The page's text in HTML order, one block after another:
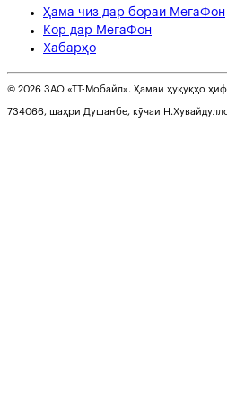
Ҳама чиз дар бораи МегаФон
Кор дар МегаФон
Хабарҳо
© 2026 ЗАО «ТТ-Мобайл». Ҳамаи ҳуқуқҳо
734066, шаҳри Душанбе, кӯчаи